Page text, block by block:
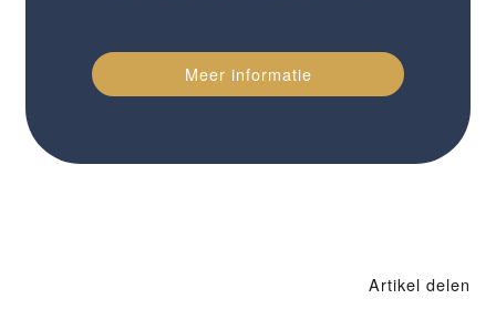
Meer informatie
Artikel delen